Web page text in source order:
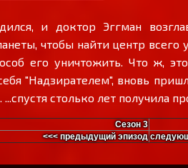
и доктор Эггман
чтобы найти центр всего
его уничтожить. Что ж,
"Надзирателем", вновь
...спустя столько лет получила
Сезон 3
<<< предыдущий эпизод